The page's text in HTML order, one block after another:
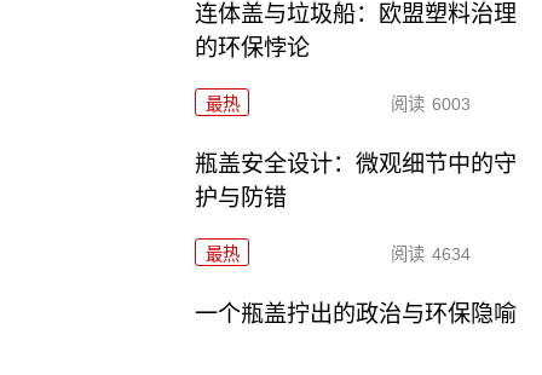
连体盖与垃圾船：欧盟塑料治理
的环保悖论
最热 阅读 6003
瓶盖安全设计：微观细节中的守
护与防错
最热 阅读 4634
一个瓶盖拧出的政治与环保隐喻